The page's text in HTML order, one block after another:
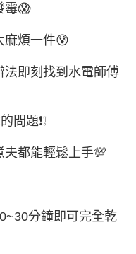
霉😱
麻煩一件😰
法即刻找到水電師傅
題❗❕
都能輕鬆上手💯
分鐘即可完全乾